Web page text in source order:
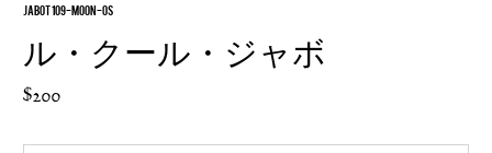
JABOT 109-MOON-OS
ル・クール・ジャボ
$200